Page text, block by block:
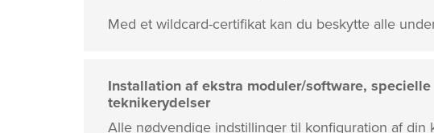
Med et wildcard-certifikat kan du beskytte alle
Installation af ekstra moduler/software, specielle
teknikerydelser
Alle nødvendige indstillinger til konfiguration af din